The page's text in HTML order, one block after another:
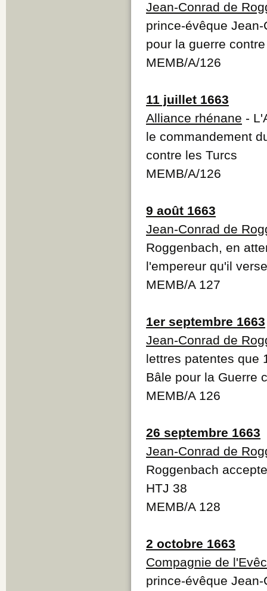
Jean-Conrad de
prince-évêque
pour la guerre
MEMB/A/126
11 juillet 1663
Alliance rhénane -
le commandement
contre les Turcs
MEMB/A/126
9 août 1663
Jean-Conrad de
Roggenbach, en
l'empereur qu'il
MEMB/A 127
1er septembre 1663
Jean-Conrad de
lettres patentes que
Bâle pour la Guerre
MEMB/A 126
26 septembre 1663
Jean-Conrad de
Roggenbach
HTJ 38
MEMB/A 128
2 octobre 1663
Compagnie de
prince-évêque